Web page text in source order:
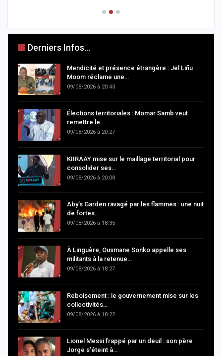
Derniers Infos...
Mendicité et présence étrangère : Jël Liñu
Moom réclame une…
09/08/2026 à 20:43
Élections territoriales : Momar Samb veut
remettre le…
09/08/2026 à 20:27
KIIRAAY mise sur le maillage territorial pour
consolider ses…
09/08/2026 à 20:08
Aby’s Garden ravagé par les flammes : une nuit
de fortes…
09/08/2026 à 18:35
À Linguère, Ousmane Sonko appelle ses
militants à la retenue…
09/08/2026 à 18:27
Reboisement : le gouvernement mise sur les
collectivités…
09/08/2026 à 18:22
Lionel Messi frappé par un deuil : son père
Jorge s’éteint à…